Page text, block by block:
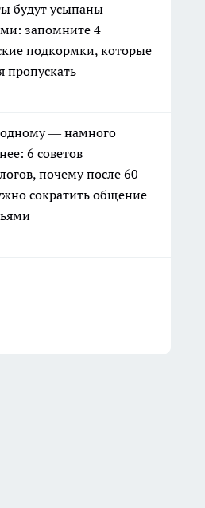
будут усыпаны
запомните 4
подкормки, которые
пропускать
— намного
6 советов
почему после 60
сократить общение